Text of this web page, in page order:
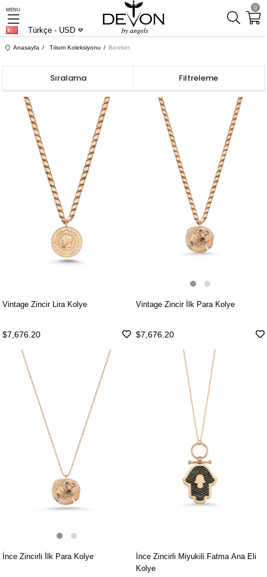
0
MENU
Türkçe - USD
Anasayfa Tılsım Koleksiyonu Bereket
Filtreleme
Sıralama
Vintage Zincir Lira Kolye
$7,676.20
Vintage Zincir İlk Para Kolye
$7,676.20
İnce Zincirli İlk Para Kolye
İnce Zincirli Miyukili Fatma Ana Eli
Kolye